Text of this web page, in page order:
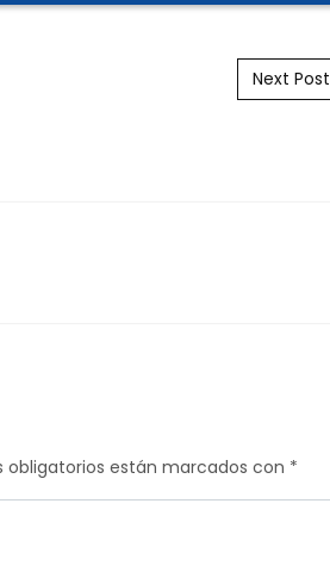
Next Post
obligatorios están marcados con *